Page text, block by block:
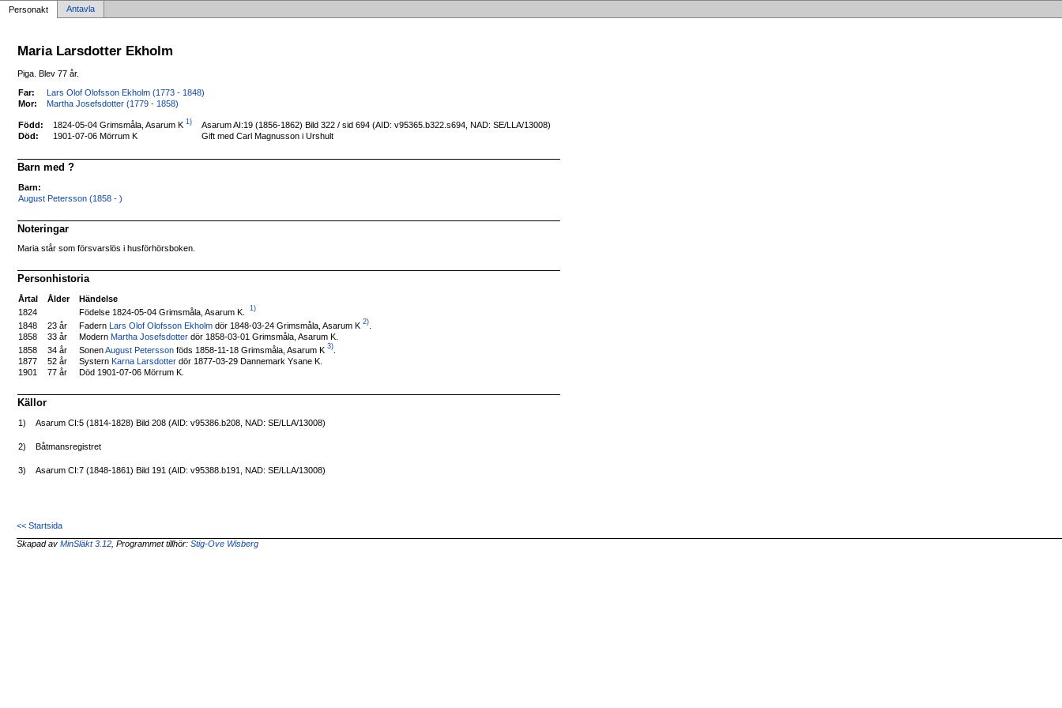
Personakt Antavla
Maria Larsdotter Ekholm
Piga. Blev 77 år.
Far:
Lars Olof Olofsson Ekholm (1773 - 1848)
Mor:
Martha Josefsdotter (1779 - 1858)
Född: 1824-05-04 Grimsmåla, Asarum K 1)
Asarum AI:19 (1856-1862) Bild 322 / sid 694 (AID: v95365.b322.s694, NAD: SE/LLA/13008)
Död:
1901-07-06 Mörrum K Gift med Carl Magnusson i Urshult
Barn med ?
Barn:
August Petersson (1858 - )
Noteringar
Maria står som försvarslös i husförhörsboken.
Personhistoria
Årtal Ålder
Händelse
1824
Födelse 1824-05-04 Grimsmåla, Asarum K. 1)
1848 23 år FadernLars Olof Olofsson Ekholm dör 1848-03-24 Grimsmåla, Asarum K 2)
1858
33 år ModernMartha Josefsdotter dör 1858-03-01 Grimsmåla, Asarum K.
1858
34 år Sonen August Petersson föds 1858-11-18 Grimsmåla, Asarum K 3)
1877
52 år SysternKarna Larsdotter dör 1877-03-29 Dannemark Ysane K.
1901
77 år Död 1901-07-06 Mörrum K.
Källor
1) Asarum CI:5 (1814-1828) Bild 208 (AID: v95386.b208, NAD: SE/LLA/13008)
2) Båtmansregistret
3) Asarum CI:7 (1848-1861) Bild 191 (AID: v95388.b191, NAD: SE/LLA/13008)
<< Startsida
Skapad avMinSläkt 3.12 , Programmet tillhör:Stig-Ove Wisberg